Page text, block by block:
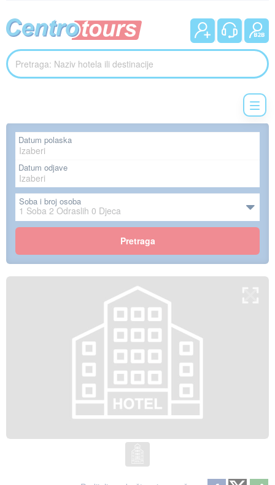
Datum polaska
Datum odjave
Soba i broj osoba
1 Soba 2 Odraslih 0 Djeca
Pretraga